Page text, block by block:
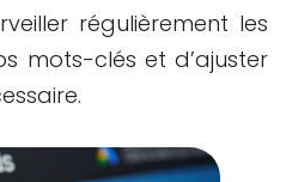
régulièrement les
mots-clés et d’ajuster